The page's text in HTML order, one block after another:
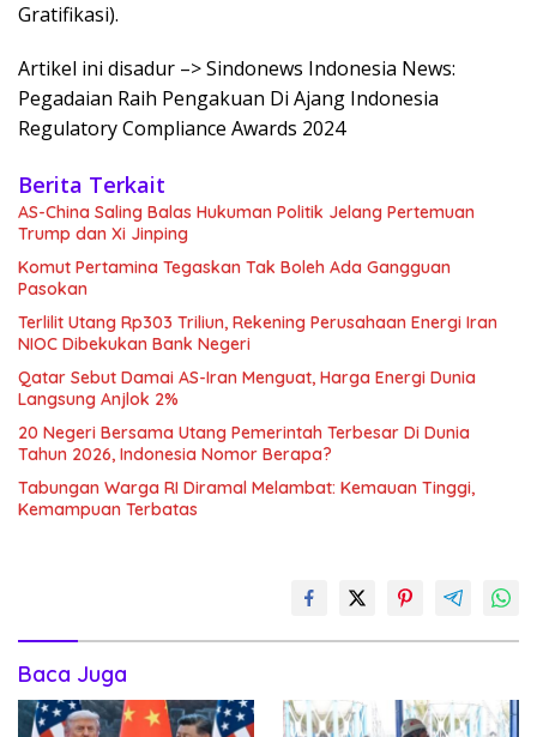
Gratifikasi).
Artikel ini disadur –> Sindonews Indonesia News:
Pegadaian Raih Pengakuan Di Ajang Indonesia
Regulatory Compliance Awards 2024
Berita Terkait
AS-China Saling Balas Hukuman Politik Jelang Pertemuan
Trump dan Xi Jinping
Komut Pertamina Tegaskan Tak Boleh Ada Gangguan
Pasokan
Terlilit Utang Rp303 Triliun, Rekening Perusahaan Energi Iran
NIOC Dibekukan Bank Negeri
Qatar Sebut Damai AS-Iran Menguat, Harga Energi Dunia
Langsung Anjlok 2%
20 Negeri Bersama Utang Pemerintah Terbesar Di Dunia
Tahun 2026, Indonesia Nomor Berapa?
Tabungan Warga RI Diramal Melambat: Kemauan Tinggi,
Kemampuan Terbatas
Baca Juga